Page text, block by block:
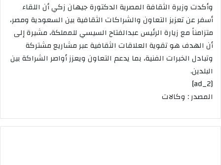
وأكدت وزيرة الثقافة المصرية الدكتورة جيهان زكي أن اللقاء
أسفر عن تعزيز التعاون والشراكات الثقافية بين السعودية ومصر،
متزامناً مع زيارة الرئيس عبدالفتاح السيسي للمملكة، مشيرة إلى
أن الهدف هو تقوية العلاقات الثقافية عبر مشاريع مشتركة
وتبادل الخبرات الفنية، بما يدعم التعاون ويعزز أواصر الشراكة بين
البلدين.
[ad_2]
المصدر : وكالات